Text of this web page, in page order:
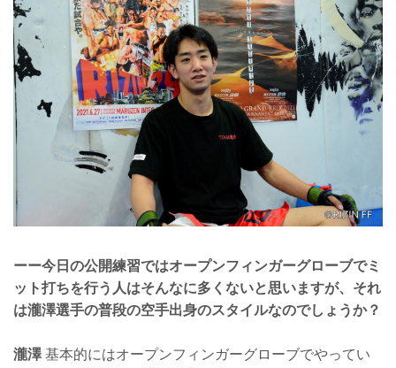
ーー今日の公開練習ではオープンフィンガーグローブでミ
ット打ちを行う人はそんなに多くないと思いますが、それ
は瀧澤選手の普段の空手出身のスタイルなのでしょうか？
瀧澤基本的にはオープンフィンガーグローブでやってい